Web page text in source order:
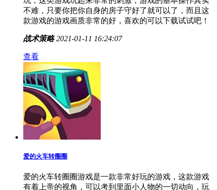
僵尸你别跑是一款非常好玩的游戏，里面是以策略塔防
为题材的玩法，玩植物大战僵尸的都知道这个游戏怎么
玩，这类游戏玩起来非常的刺激，游戏的基本操作其实
不难，只要你把你自身的房子守好了就可以了，而且这
款游戏的游戏画质非常的好，喜欢的可以下载试试吧！
战术策略 2021-01-11 16:24:07
查看